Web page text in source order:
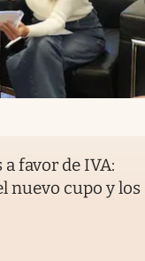
favor de IVA:
nuevo cupo y los